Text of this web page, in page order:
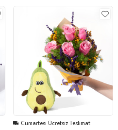
Cumartesi Ücretsiz Teslimat